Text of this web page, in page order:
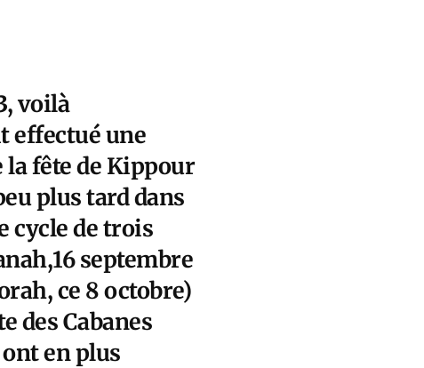
voilà
effectué une
la fête de Kippour
plus tard dans
cycle de trois
septembre
ce 8 octobre)
des Cabanes
en plus